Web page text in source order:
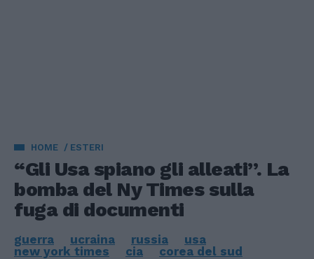
HOME ESTERI
“Gli Usa spiano gli alleati”. La
bomba del Ny Times sulla
fuga di documenti
guerra ucraina russia
usa
new york times
cia corea del sud